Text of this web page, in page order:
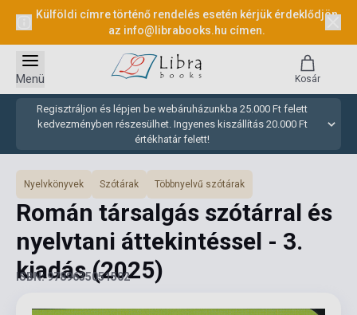
Külföldi címre történő rendelés esetén kérjük érdeklődjön
az info@librabooks.hu címen.
Regisztráljon és lépjen be webáruházunkba 25.000 Ft felett
kedvezményben részesülhet. Ingyenes kiszállítás 20.000 Ft
értékhatár felett!
Menü Kosár
Nyelvkönyvek Szótárak Többnyelvű szótárak
Román társalgás szótárral és
nyelvtani áttekintéssel - 3.
kiadás(2025)
ISBN: 9789635051502